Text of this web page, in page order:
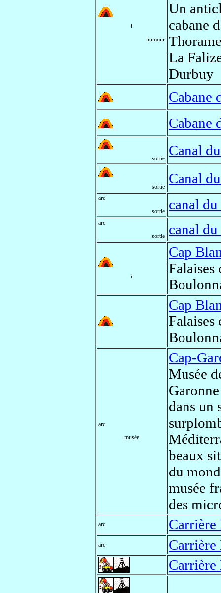
i
humour
Un
cabane
La
Durbuy
Cabane
Cabane
sortie
Canal
sortie
Canal
arc
sortie
canal
arc
sortie
canal
i
Cap
Falaises
Cap
Falaises
arc
musée
Cap-
Musée
dans un
beaux
du
musée
des
arc Carrière
arc
Carrière
Carrière